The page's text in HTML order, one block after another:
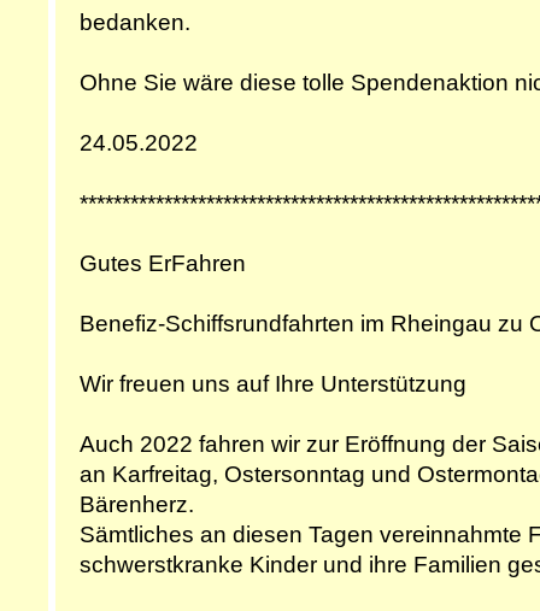
bedanken.
Ohne Sie wäre diese tolle Spendenaktion
24.05.2022
Gutes ErFahren
Benefiz-Schiffsrundfahrten im Rheingau zu
Wir freuen uns auf Ihre Unterstützung
Auch 2022 fahren wir zur Eröffnung der
an Karfreitag, Ostersonntag und
Bärenherz.
Sämtliches an diesen Tagen vereinnahmte
schwerstkranke Kinder und ihre Familien